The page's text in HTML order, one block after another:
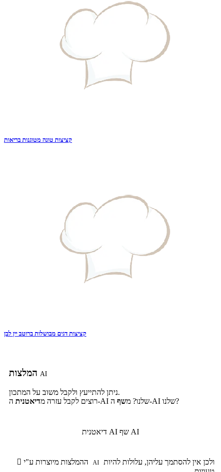
קציצות טונה מטוגנות בריאות
קציצות דגים מבושלות ברוטב יין לבן
AI
ניתן להתייעץ ולקבל משוב על המתכון.
רוצים לקבל עזרה מדיאטנית ה-AI שלנו? משף ה-AI שלנו?
דיאטנית AI שף AI
 AI